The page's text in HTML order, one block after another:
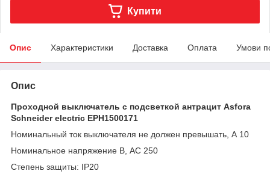
Купити
Опис Характеристики Доставка Оплата Умови
Опис
Проходной выключатель с подсветкой антрацит Asfora
Schneider electric EPH1500171
Номинальный ток выключателя не должен превышать, А 10
Номинальное напряжение В, АС 250
Степень защиты: IP20